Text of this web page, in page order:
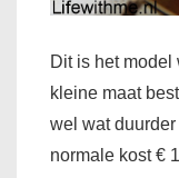
Dit is het model
kleine maat
wel wat
normale kost €